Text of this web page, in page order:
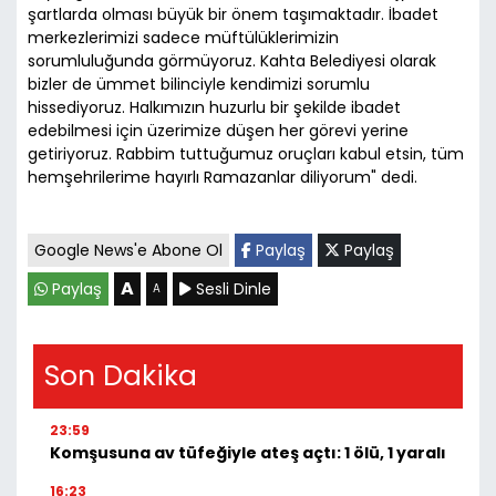
şartlarda olması büyük bir önem taşımaktadır. İbadet
merkezlerimizi sadece müftülüklerimizin
sorumluluğunda görmüyoruz. Kahta Belediyesi olarak
bizler de ümmet bilinciyle kendimizi sorumlu
hissediyoruz. Halkımızın huzurlu bir şekilde ibadet
edebilmesi için üzerimize düşen her görevi yerine
getiriyoruz. Rabbim tuttuğumuz oruçları kabul etsin, tüm
hemşehrilerime hayırlı Ramazanlar diliyorum" dedi.
Google News'e Abone Ol Paylaş
Paylaş
Paylaş
A A Sesli Dinle
Son Dakika
23:59
Komşusuna av tüfeğiyle ateş açtı: 1 ölü, 1 yaralı
16:23